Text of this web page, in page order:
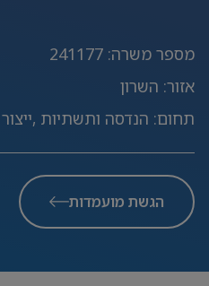
מספר משרה:
241177
אזור: השרון
תחום: הנדסה ותשתיות
הגשת מועמדות